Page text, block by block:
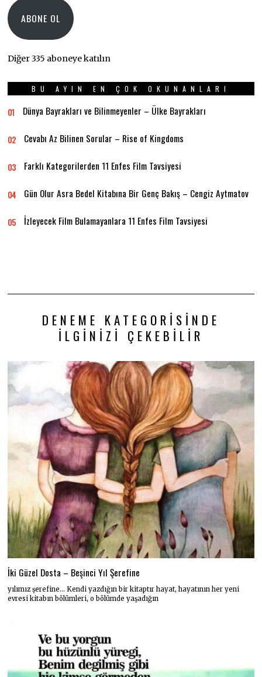
ABONE OL
Diğer 335 aboneye katılın
BU AYIN EN ÇOK OKUNANLARI
01 Dünya Bayrakları ve Bilinmeyenler – Ülke Bayrakları
02 Cevabı Az Bilinen Sorular – Rise of Kingdoms
03 Farklı Kategorilerden 11 Enfes Film Tavsiyesi
04 Gün Olur Asra Bedel Kitabına Bir Genç Bakış – Cengiz Aytmatov
05 İzleyecek Film Bulamayanlara 11 Enfes Film Tavsiyesi
DENEME KATEGORISINDE
İLGINIZI ÇEKEBILIR
İki Güzel Dosta – Beşinci Yıl Şerefine
yılımız şerefine… Kendi yazdığın bir kitaptır hayat, hayatının her yeni
evresi kitabın bölümleri, o bölümde yaşadığın